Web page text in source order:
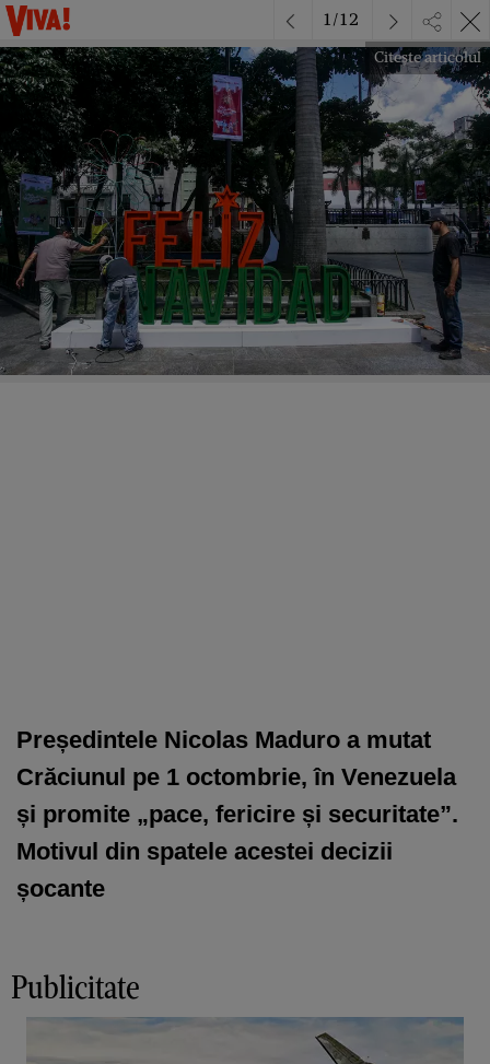
Președintele Nicolas Maduro a mutat
Crăciunul pe 1 octombrie, în Venezuela
și promite „pace, fericire și securitate”.
Motivul din spatele acestei decizii
șocante
Citește articolul
1/12
Publicitate